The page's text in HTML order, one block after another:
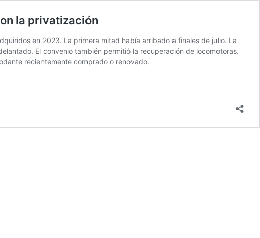
la privatización
en 2023. La primera mitad había arribado a finales de julio. La
El convenio también permitió la recuperación de locomotoras.
recientemente comprado o renovado.